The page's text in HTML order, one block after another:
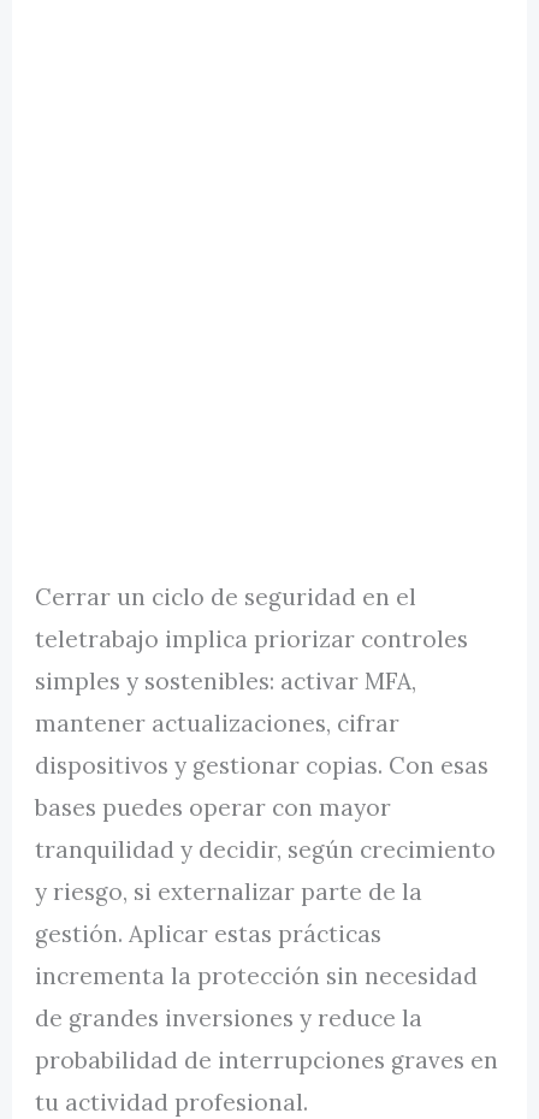
Cerrar un ciclo de seguridad en el
teletrabajo implica priorizar controles
simples y sostenibles: activar MFA,
mantener actualizaciones, cifrar
dispositivos y gestionar copias. Con esas
bases puedes operar con mayor
tranquilidad y decidir, según crecimiento
y riesgo, si externalizar parte de la
gestión. Aplicar estas prácticas
incrementa la protección sin necesidad
de grandes inversiones y reduce la
probabilidad de interrupciones graves en
tu actividad profesional.